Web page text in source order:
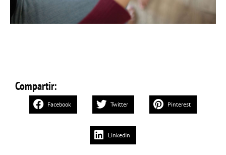
Compartir:
Facebook Twitter Pinterest
LinkedIn